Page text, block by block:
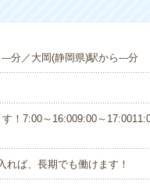
分／大岡(静岡県)駅から---分
！7:00～16:009:00～
ば、長期でも働けます！